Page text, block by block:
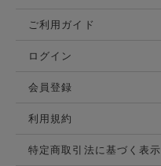
ご利用ガイド
ログイン
会員登録
利用規約
特定商取引法に基づく表示